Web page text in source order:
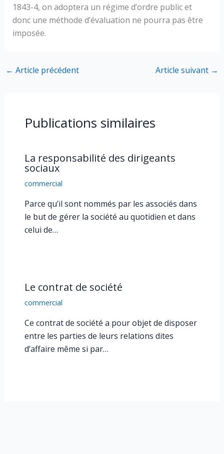
1843-4, on adoptera un régime d’ordre public et
donc une méthode d’évaluation ne pourra pas être
imposée.
← Article précédent Article suivant →
Publications similaires
La responsabilité des dirigeants
sociaux
commercial
Parce qu’il sont nommés par les associés dans
le but de gérer la société au quotidien et dans
celui de…
Le contrat de société
commercial
Ce contrat de société a pour objet de disposer
entre les parties de leurs relations dites
d’affaire même si par…